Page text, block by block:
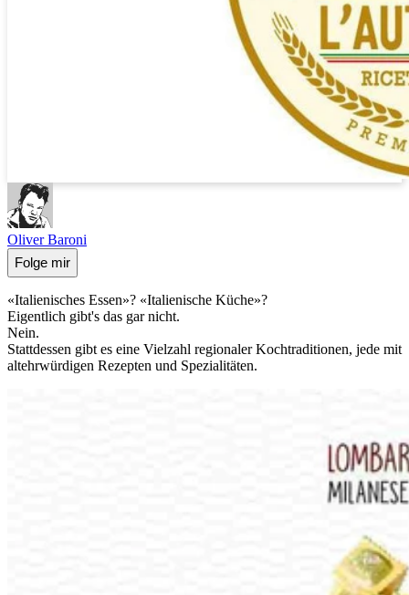
Oliver Baroni
Folge mir
«Italienisches Essen»? «Italienische Küche»?
Eigentlich gibt's das gar nicht.
Nein.
Stattdessen gibt es eine Vielzahl regionaler Kochtraditionen, jede mit
altehrwürdigen Rezepten und Spezialitäten.